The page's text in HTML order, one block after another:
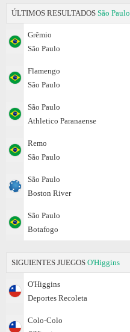
ÚLTIMOS RESULTADOS São Paulo
Grêmio
São Paulo
Flamengo
São Paulo
São Paulo
Athletico Paranaense
Remo
São Paulo
São Paulo
Boston River
São Paulo
Botafogo
SIGUIENTES JUEGOS O'Higgins
O'Higgins
Deportes Recoleta
Colo-Colo